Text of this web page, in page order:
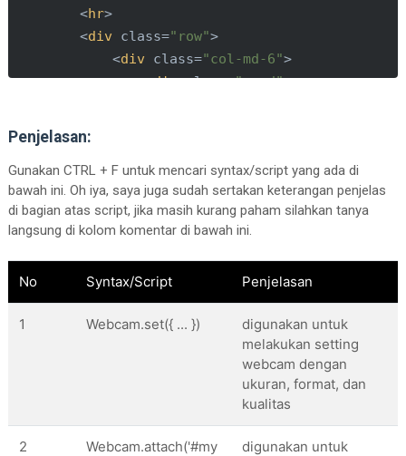
<hr>
<div class="row">
<div class="col-md-6">
<div class="card">
<div class="form-
<label> name</
< input type=
</
<!-- kamera webcam
<div id="my_camera"
</div>
<br>
<hr
<button
</div
Penjelasan:
Gunakan CTRL + F untuk mencari syntax/script yang ada di
bawah ini. Oh iya, saya juga sudah sertakan keterangan penjelas
di bagian atas script, jika masih kurang paham silahkan tanya
langsung di kolom komentar di bawah ini.
No Syntax/Script Penjelasan
1 Webcam.set({ ... })
digunakan untuk
melakukan setting
webcam dengan
ukuran, format, dan
kualitas
2
Webcam.attach('#my
digunakan untuk